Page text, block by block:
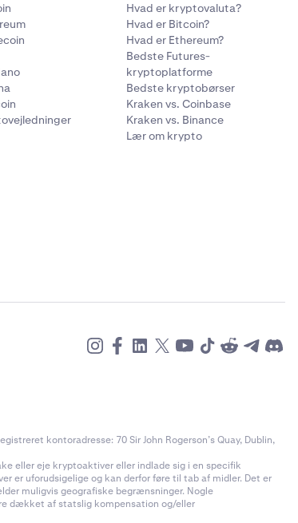
Hvad er kryptovaluta?
Hvad er Bitcoin?
Hvad er Ethereum?
Bedste Futures-
kryptoplatforme
Bedste kryptobørser
Kraken vs. Coinbase
Kraken vs. Binance
Lær om krypto
kontoradresse: 70 Sir John Rogerson’s Quay, Dublin,
eller eje kryptoaktiver eller indlade sig i en specifik
er uforudsigelige og kan derfor føre til tab af midler. Det er
muligvis geografiske begrænsninger. Nogle
dækket af statslig kompensation og/eller